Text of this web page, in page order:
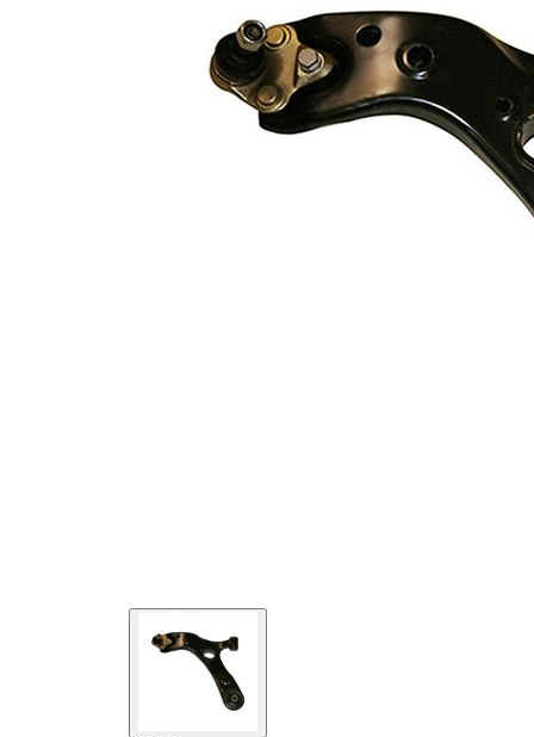
Doplňkový
výrobek/
doplňkové
se
syntetickým
tukem
VKDS